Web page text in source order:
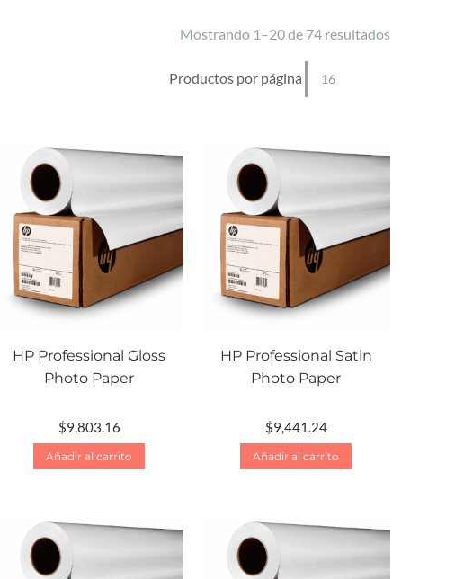
Mostrando 1–20 de 74 resultados
Productos por página
HP Professional Gloss
Photo Paper
$9,803.16
Añadir al carrito
HP Professional Satin
Photo Paper
$9,441.24
Añadir al carrito